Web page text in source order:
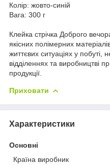
Колір: жовто-синій
Вага: 300 г
Клейка стрічка Доброго
якісних полімерних
життєвих ситуаціях у побуті,
відділеннях та виробництві
продукції.
Приховати
Характеристики
Основні
Країна виробник